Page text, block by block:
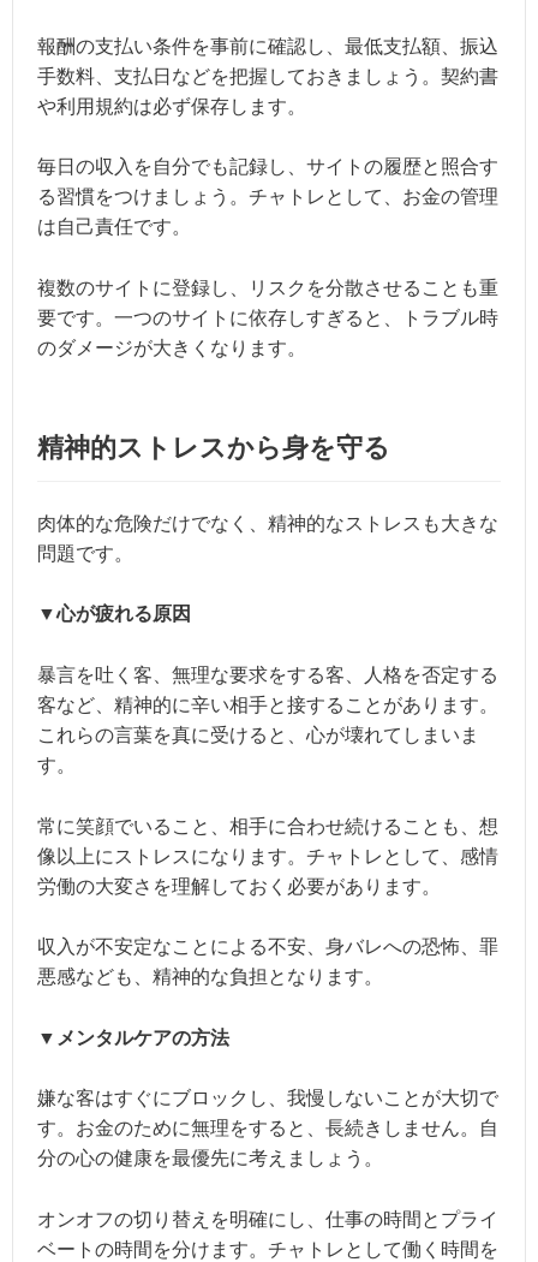
報酬の支払い条件を事前に確認し、最低支払額、振込
手数料、支払日などを把握しておきましょう。契約書
や利用規約は必ず保存します。
毎日の収入を自分でも記録し、サイトの履歴と照合す
る習慣をつけましょう。チャトレとして、お金の管理
は自己責任です。
複数のサイトに登録し、リスクを分散させることも重
要です。一つのサイトに依存しすぎると、トラブル時
のダメージが大きくなります。
精神的ストレスから身を守る
肉体的な危険だけでなく、精神的なストレスも大きな
問題です。
▼心が疲れる原因
暴言を吐く客、無理な要求をする客、人格を否定する
客など、精神的に辛い相手と接することがあります。
これらの言葉を真に受けると、心が壊れてしまいま
す。
常に笑顔でいること、相手に合わせ続けることも、想
像以上にストレスになります。チャトレとして、感情
労働の大変さを理解しておく必要があります。
収入が不安定なことによる不安、身バレへの恐怖、罪
悪感なども、精神的な負担となります。
▼メンタルケアの方法
嫌な客はすぐにブロックし、我慢しないことが大切で
す。お金のために無理をすると、長続きしません。自
分の心の健康を最優先に考えましょう。
オンオフの切り替えを明確にし、仕事の時間とプライ
ベートの時間を分けます。チャトレとして働く時間を